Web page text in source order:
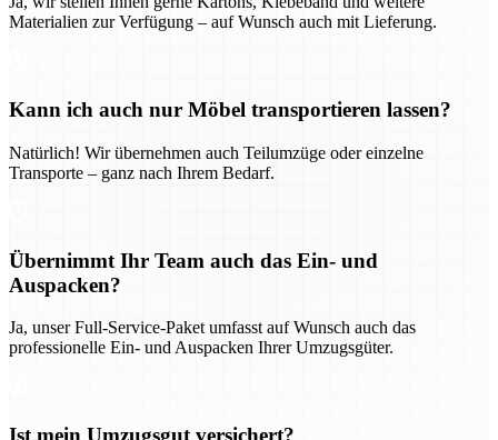
Materialien zur Verfügung – auf Wunsch auch mit Lieferung.
Kann ich auch nur Möbel transportieren lassen?
Natürlich! Wir übernehmen auch Teilumzüge oder einzelne
Transporte – ganz nach Ihrem Bedarf.
Übernimmt Ihr Team auch das Ein- und
Auspacken?
Ja, unser Full-Service-Paket umfasst auf Wunsch auch das
professionelle Ein- und Auspacken Ihrer Umzugsgüter.
Ist mein Umzugsgut versichert?